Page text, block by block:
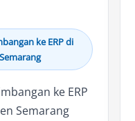
ke ERP di
ke ERP
Semarang